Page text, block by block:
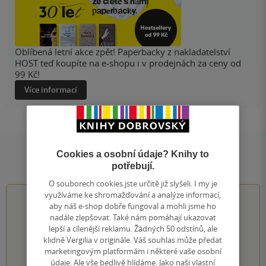
Oblíbená letní akce zpět! Paperbacky z nakladatelství
HOST teď koupíte na e-shopu i v prodejnách za ceny od
99 Kč!
Více informací
Hodnocení a recenze čtenářů
0.0z5
0 hodnocení čtenářů
Cookies a osobní údaje? Knihy to
potřebují.
O souborech cookies jste určitě již slyšeli. I my je
využíváme ke shromažďování a analýze informací,
aby náš e-shop dobře fungoval a mohli jsme ho
nadále zlepšovat. Také nám pomáhají ukazovat
lepší a cílenější reklamu. Žádných 50 odstínů, ale
klidně Vergilia v originále. Váš souhlas může předat
marketingovým platformám i některé vaše osobní
údaje. Ale vše bedlivě hlídáme. Jako naši vlastní